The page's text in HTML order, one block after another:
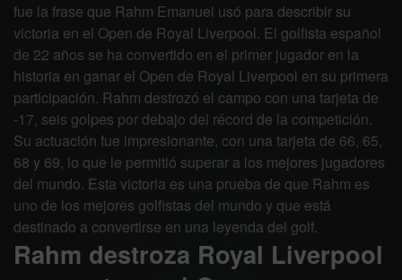
fue la frase que Rahm Emanuel usó para describir su
victoria en el Open de Royal Liverpool. El golfista español
de 22 años se ha convertido en el primer jugador en la
historia en ganar el Open de Royal Liverpool en su primera
participación. Rahm destrozó el campo con una tarjeta de
-17, seis golpes por debajo del récord de la competición.
Su actuación fue impresionante, con una tarjeta de 66, 65,
68 y 69, lo que le permitió superar a los mejores jugadores
del mundo. Esta victoria es una prueba de que Rahm es
uno de los mejores golfistas del mundo y que está
destinado a convertirse en una leyenda del golf.
Rahm destroza Royal Liverpool